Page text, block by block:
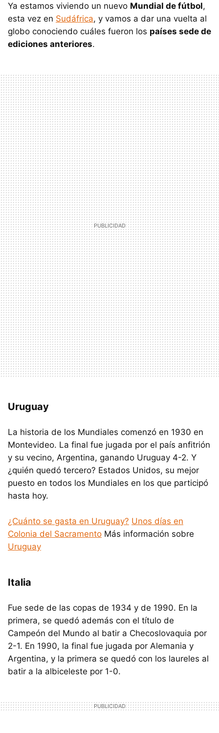
Ya estamos viviendo un nuevo Mundial de fútbol,
esta vez en Sudáfrica, y vamos a dar una vuelta al
globo conociendo cuáles fueron los países sede de
ediciones anteriores.
Uruguay
La historia de los Mundiales comenzó en 1930 en
Montevideo. La final fue jugada por el país anfitrión
y su vecino, Argentina, ganando Uruguay 4-2. Y
¿quién quedó tercero? Estados Unidos, su mejor
puesto en todos los Mundiales en los que participó
hasta hoy.
¿Cuánto se gasta en Uruguay? Unos días en
Colonia del Sacramento Más información sobre
Uruguay
Italia
Fue sede de las copas de 1934 y de 1990. En la
primera, se quedó además con el título de
Campeón del Mundo al batir a Checoslovaquia por
2-1. En 1990, la final fue jugada por Alemania y
Argentina, y la primera se quedó con los laureles al
batir a la albiceleste por 1-0.